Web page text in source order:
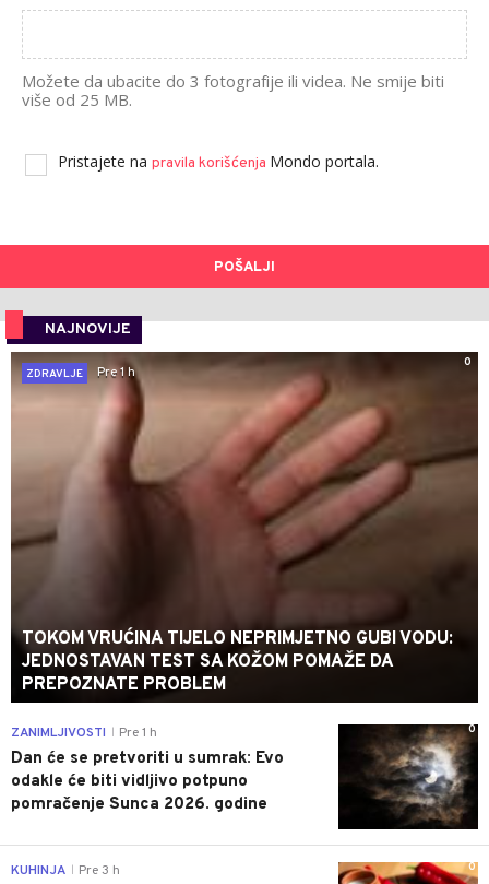
Možete da ubacite do 3 fotografije ili videa. Ne smije biti
više od 25 MB.
Pristajete na pravila korišćenja Mondo portala.
POŠALJI
NAJNOVIJE
0
ZDRAVLJE
Pre 1 h
TOKOM VRUĆINA TIJELO NEPRIMJETNO GUBI VODU:
JEDNOSTAVAN TEST SA KOŽOM POMAŽE DA
PREPOZNATE PROBLEM
0
ZANIMLJIVOSTI Pre 1 h
Dan će se pretvoriti u sumrak: Evo
odakle će biti vidljivo potpuno
pomračenje Sunca 2026. godine
0
KUHINJA Pre 3 h